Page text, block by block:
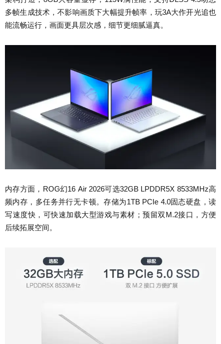
多帧生成技术，不影响画质下大幅提升帧率，玩3A大作开光追也
能流畅运行，画面更具层次感，细节更细腻逼真。
内存方面，ROG幻16 Air 2026可选32GB LPDDR5X 8533MHz高
频内存，多任务并行无卡顿。存储为1TB PCIe 4.0固态硬盘，读
写速度快，可快速加载大型游戏与素材；预留双M.2接口，方便
后续拓展空间。